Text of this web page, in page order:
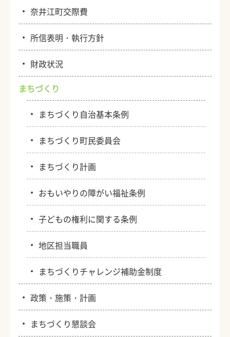
・奈井江町交際費
・ 所信表明・執行方針
・ 財政状況
まちづくり
・ まちづくり自治基本条例
・ まちづくり町民委員会
・ まちづくり計画
・ おもいやりの障がい福祉条例
・子どもの権利に関する条例
・地区担当職員
・ まちづくりチャレンジ補助金制度
・政策・施策・計画
・ まちづくり懇談会